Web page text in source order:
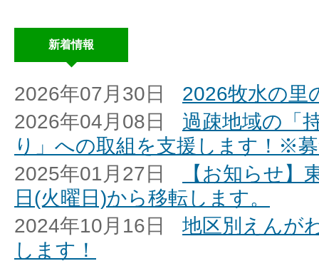
新着情報
2026年07月30日
2026牧水の里
2026年04月08日
過疎地域の「
り」への取組を支援します！※
2025年01月27日
【お知らせ】
日(火曜日)から移転します。
2024年10月16日
地区別えんが
します！